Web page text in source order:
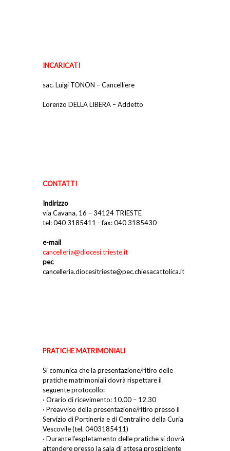
INCARICATI
sac. Luigi TONON – Cancelliere
Lorenzo DELLA LIBERA – Addetto
CONTATTI
Indirizzo
via Cavana, 16 – 34124 TRIESTE
tel: 040 3185411 - fax: 040 3185430
e-mail
cancelleria@diocesi.trieste.it
pec
cancelleria.diocesitrieste@pec.chiesacattolica.it
PRATICHE MATRIMONIALI
Si comunica che la presentazione/ritiro delle
pratiche matrimoniali dovrà rispettare il
seguente protocollo:
· Orario di ricevimento: 10.00 – 12.30
· Preavviso della presentazione/ritiro presso il
Servizio di Portineria e di Centralino della Curia
Vescovile (tel. 0403185411)
· Durante l’espletamento delle pratiche si dovrà
attendere presso la sala di attesa prospiciente